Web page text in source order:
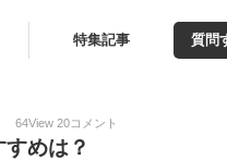
特集記事 質問
64View 20コメント
めは？